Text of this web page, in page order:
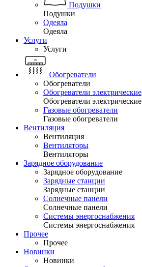
Подушки
Подушки
Одеяла
Одеяла
Услуги
Услуги
Обогреватели
Обогреватели
Обогреватели электрические
Обогреватели электрические
Газовые обогреватели
Газовые обогреватели
Вентиляция
Вентиляция
Вентиляторы
Вентиляторы
Зарядное оборудование
Зарядное оборудование
Зарядные станции
Зарядные станции
Солнечные панели
Солнечные панели
Системы энергоснабжения
Системы энергоснабжения
Прочее
Прочее
Новинки
Новинки